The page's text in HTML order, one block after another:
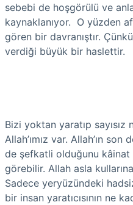
sebebi de hoşgörülü ve
kaynaklanıyor. O yüzden
gören bir davranıştır.
verdiği büyük bir haslettir.
Bizi yoktan yaratıp
Allah’ımız var. Allah’ın
de şefkatli olduğunu kâinat
görebilir. Allah asla
Sadece yeryüzündeki
bir insan yaratıcısının ne